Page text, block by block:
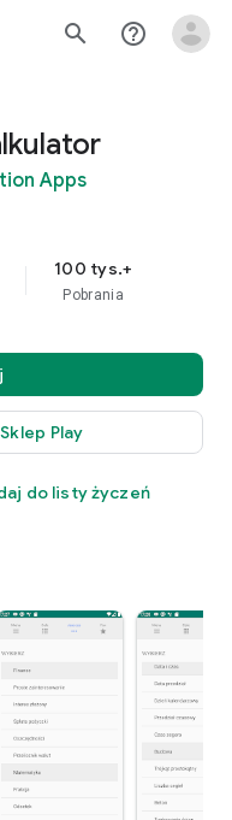
search help_outline
Apps
100 tys.+
Pobrania
Play
do listy życzeń